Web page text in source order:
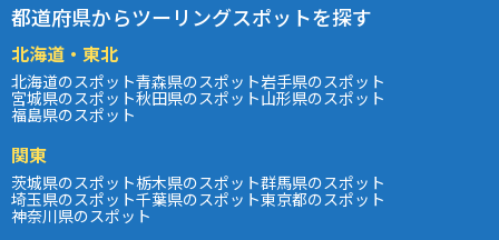
都道府県からツーリングスポットを探す
北海道・東北
北海道のスポット青森県のスポット岩手県のスポット
宮城県のスポット秋田県のスポット山形県のスポット
福島県のスポット
関東
茨城県のスポット栃木県のスポット群馬県のスポット
埼玉県のスポット千葉県のスポット東京都のスポット
神奈川県のスポット